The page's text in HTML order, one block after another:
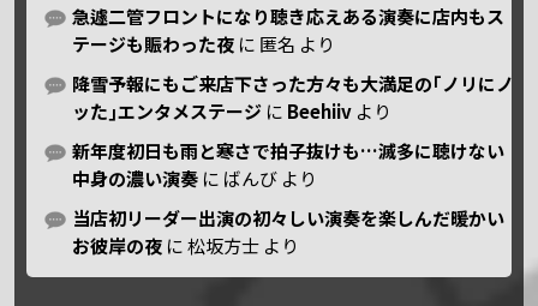
急遽二管フロントになり聴き応えある演奏に店内もス
テージも賑わった夜 に 匿名 より
降雪予報にもご来店下さった方々も大満足の｢ノリにノ
ッた｣エンタメステージ に Beehiiv より
新年度初日も雨と寒さで拍子抜けも…滅多に聴けない
中身の濃い演奏 に ばんび より
当店初リーダー出演の初々しい演奏を楽しんだ暖かい
お彼岸の夜 に松坂方士 より